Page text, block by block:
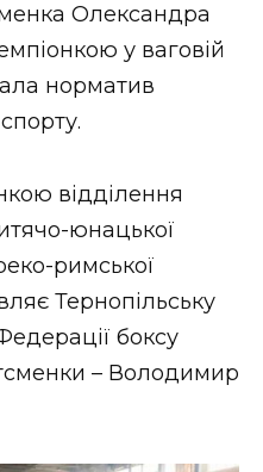
Олександра
у ваговій
норматив
відділення
юнацької
римської
Тернопільську
боксу
– Володимир